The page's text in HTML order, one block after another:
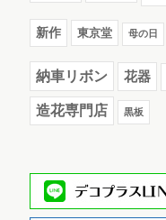
新作 東京堂 母の日
納車リボン 花器
造花専門店 黒板